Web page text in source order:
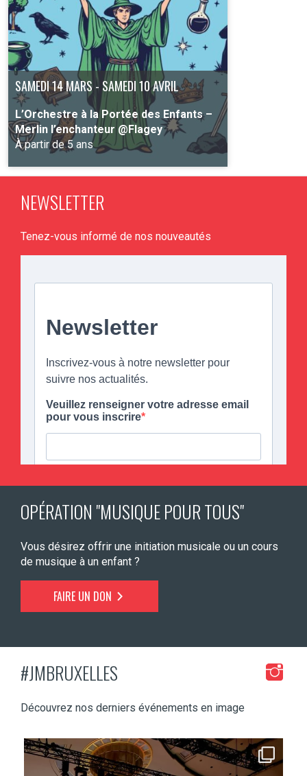
PLUS D'INFO
SAMEDI 14 MARS - SAMEDI 10 AVRIL
L’Orchestre à la Portée des Enfants –
Merlin l’enchanteur @Flagey
À partir de 5 ans
NEWSLETTER
Tenez-vous informé de nos nouveautés
OPÉRATION "MUSIQUE POUR TOUS"
Vous désirez offrir une initiation musicale ou un cours
de musique à un enfant ?
FAIRE UN DON
#JMBRUXELLES
Découvrez nos derniers événements en image
jmbruxelles
Fév 2